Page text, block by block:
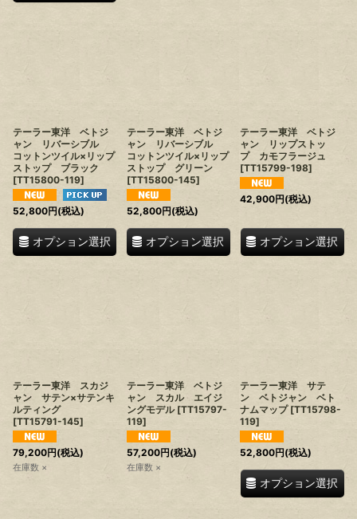
テーラー東洋 ベトジ
ャン リバーシブル
コットンツイル×リップ
ストップ ブラック
[TT15800-119]
52,800円(税込)
オプション選択
テーラー東洋 ベトジ
ャン リバーシブル
コットンツイル×リップ
ストップ グリーン
[TT15800-145]
52,800円(税込)
オプション選択
テーラー東洋 ベトジ
ャン リップストッ
プ カモフラージュ
[TT15799-198]
42,900円(税込)
オプション選択
テーラー東洋 スカジ
ャン サテン×サテンキ
ルティング
[TT15791-145]
79,200円(税込)
在庫数 ×
テーラー東洋 ベトジ
ャン スカル エイジ
ングモデル [TT15797-
119]
57,200円(税込)
在庫数 ×
テーラー東洋 サテ
ン ベトジャン ベト
ナムマップ [TT15798-
119]
52,800円(税込)
オプション選択